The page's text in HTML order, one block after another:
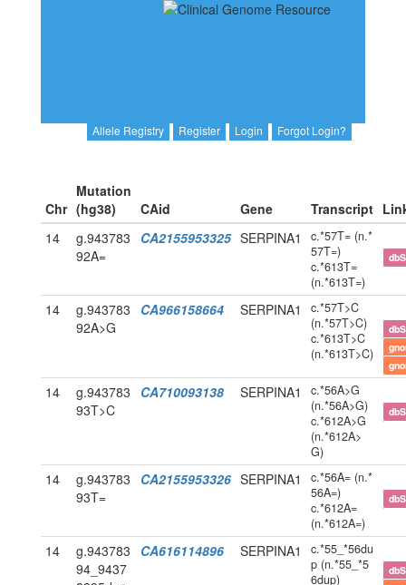
Allele Registry Register Login Forgot Login?
Chr
Mutation
(hg38)
CAid Gene Transcript
14
g.943783
92A=
CA2155953325 SERPINA1
c.*57T= (n.*
57T=)
c.*613T=
(n.*613T=)
14
g.943783
92A>G
CA966158664 SERPINA1
c.*57T>C
(n.*57T>C)
c.*613T>C
(n.*613T>C)
14
g.943783
93T>C
CA710093138 SERPINA1
c.*56A>G
(n.*56A>G)
c.*612A>G
(n.*612A>
G)
14
g.943783
93T=
CA2155953326 SERPINA1
c.*56A= (n.*
56A=)
c.*612A=
(n.*612A=)
14
g.943783
94_9437
CA616114896 SERPINA1
c.*55_*56du
p (n.*55_*5
6dup)